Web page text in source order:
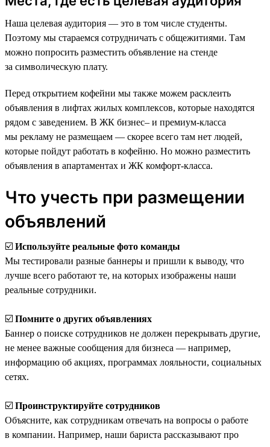
Наша целевая аудитория — это в том числе студенты.
Поэтому мы стараемся сотрудничать с общежитиями. Там
можно попросить разместить объявление на стенде
за символическую плату.
Перед открытием кофейни мы также можем расклеить
объявления в лифтах жилых комплексов, которые находятся
рядом с заведением. В ЖК бизнес‒ и премиум-класса
мы рекламу не размещаем — скорее всего там нет людей,
которые пойдут работать в кофейню. Но можно разместить
объявления в апартаментах и ЖК комфорт-класса.
Что учесть при размещении
объявлений
☑️️ Используйте реальные фото команды
Мы тестировали разные баннеры и пришли к выводу, что
лучше всего работают те, на которых изображены наши
реальные сотрудники.
☑️ Помните о других объявлениях
Баннер о поиске сотрудников не должен перекрывать другие,
не менее важные сообщения для бизнеса — например,
информацию об акциях, программах лояльности, социальных
сетях.
☑️ Проинструктируйте сотрудников
Объясните, как сотрудникам отвечать на вопросы о работе
в компании. Например, наши бариста рассказывают про